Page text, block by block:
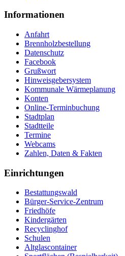
Informationen
Anfahrt
Brennholzbestellung
Datenschutz
Facebook
Grußwort
Hinweisgebersystem
Kommunale Wärmeplanung
Konten
Online-Terminbuchung
Stadtplan
Stadtteile
Termine
Webcams
Zahlen, Daten & Fakten
Einrichtungen
Bestattungswald
Bürger-Service-Zentrum
Friedhöfe
Kindergärten
Recyclinghof
Schulen
Altglascontainer